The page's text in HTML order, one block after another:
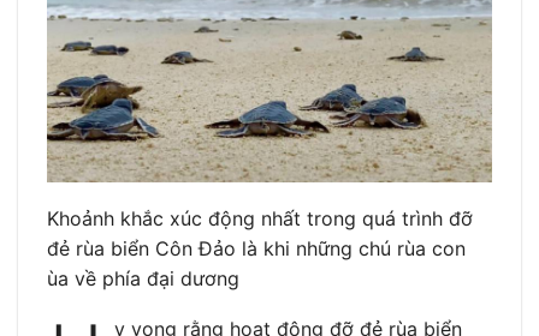
Khoảnh khắc xúc động nhất trong quá trình đỡ
đẻ rùa biển Côn Đảo là khi những chú rùa con
ùa về phía đại dương
y vọng rằng hoạt động đỡ đẻ rùa biển